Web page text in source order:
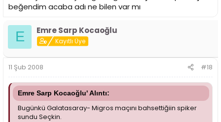
beğendim acaba adı ne bilen var mı
E Emre Sarp Kocaoğlu
Kayıtlı Üye
11 Şub 2008 #18
Emre Sarp Kocaoğlu' Alıntı:
Bugünkü Galatasaray- Migros maçını bahsettiğiin spiker
sundu Seçkin.